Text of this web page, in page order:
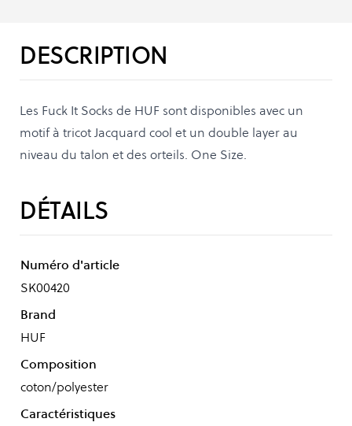
DESCRIPTION
Les Fuck It Socks de HUF sont disponibles avec un
motif à tricot Jacquard cool et un double layer au
niveau du talon et des orteils. One Size.
DÉTAILS
Numéro d'article
SK00420
Brand
HUF
Composition
coton/polyester
Caractéristiques